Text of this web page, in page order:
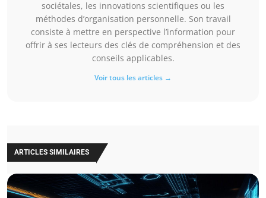
sociétales, les innovations scientifiques ou les
méthodes d’organisation personnelle. Son travail
consiste à mettre en perspective l’information pour
offrir à ses lecteurs des clés de compréhension et des
conseils applicables.
Voir tous les articles →
ARTICLES SIMILAIRES